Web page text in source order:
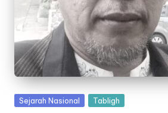
Posted
Sejarah Nasional Tabligh